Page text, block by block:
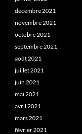
décembre 2021
novembre 2021
octobre 2021
septembre 2021
août 2021
juillet 2021
juin 2021
mai 2021
avril 2021
mars 2021
février 2021